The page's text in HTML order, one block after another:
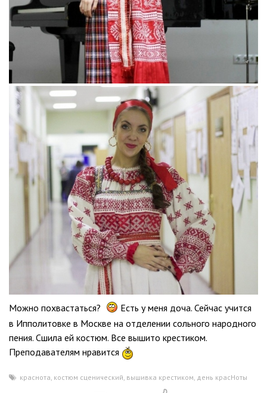
Можно похвастаться?
Есть у меня доча. Сейчас учится
в Ипполитовке в Москве на отделении сольного народного
пения. Сшила ей костюм. Все вышито крестиком.
Преподавателям нравится
краснота, костюм сценический, вышивка крестиком, день красНоты